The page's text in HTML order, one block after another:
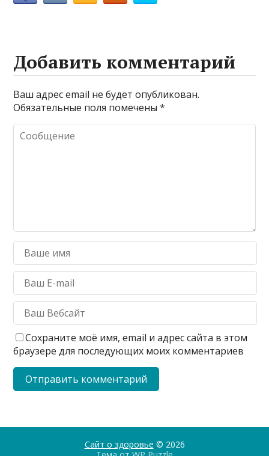
Добавить комментарий
Ваш адрес email не будет опубликован.
Обязательные поля помечены*
Сохраните моё имя, email и адрес сайта в этом
браузере для последующих моих комментариев
Сайт о здоровье © 2026